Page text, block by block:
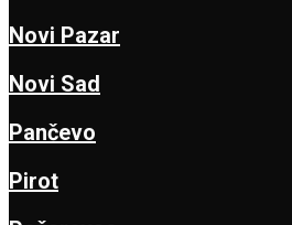
Novi Pazar
Novi Sad
Pančevo
Pirot